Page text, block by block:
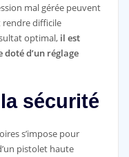
mal gérée peuvent
rendre difficile
optimal, il est
d’un réglage
sécurité
s’impose pour
pistolet haute